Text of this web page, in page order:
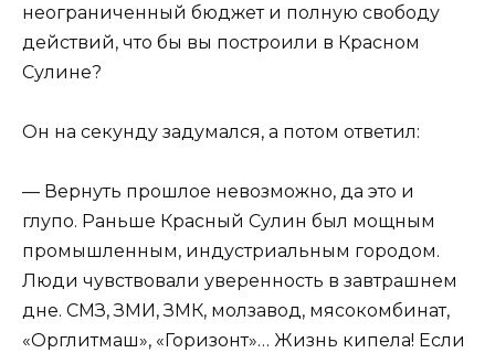
неограниченный бюджет и полную свободу
действий, что бы вы построили в Красном
Сулине?
Он на секунду задумался, а потом ответил:
— Вернуть прошлое невозможно, да это и
глупо. Раньше Красный Сулин был мощным
промышленным, индустриальным городом.
Люди чувствовали уверенность в завтрашнем
дне. СМЗ, ЗМИ, ЗМК, молзавод, мясокомбинат,
«Орглитмаш», «Горизонт»… Жизнь кипела! Если